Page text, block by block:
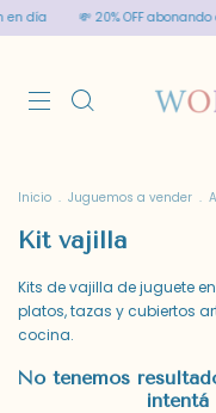
en día 💸 20% OFF
Inicio . Juguemos a vender .
Kit vajilla
Kits de vajilla de juguete
platos, tazas y cubiertos
cocina.
No tenemos